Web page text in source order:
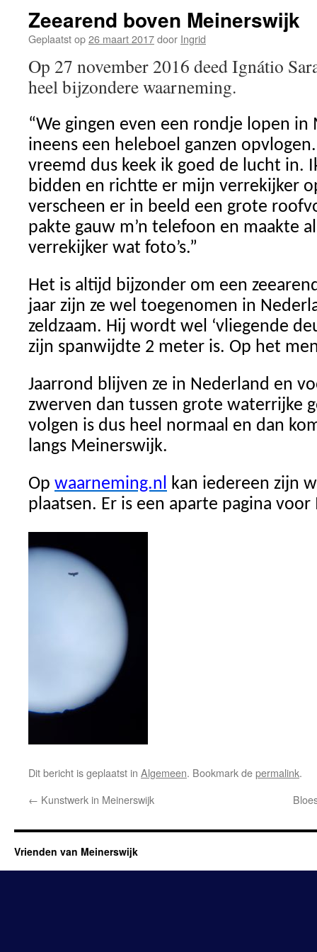
Zeearend boven Meinerswijk
Geplaatst op26 maart 2017door Ingrid
Op 27 november 2016 deed Ignátio
heel bijzondere waarneming.
“We gingen even een rondje lopen
ineens een heleboel ganzen
vreemd dus keek ik goed de lucht in.
bidden en richtte er mijn verrekijker
verscheen er in beeld een grote
pakte gauw m’n telefoon en maakte
verrekijker wat foto’s.”
Het is altijd bijzonder om een
jaar zijn ze wel toegenomen in
zeldzaam. Hij wordt wel ‘vliegende
zijn spanwijdte 2 meter is. Op het
Jaarrond blijven ze in Nederland en
zwerven dan tussen grote waterrijke
volgen is dus heel normaal en dan
langs Meinerswijk.
Op waarneming.nl kan iedereen zijn
plaatsen. Er is een aparte pagina
Dit bericht is geplaatst in Algemeen. Bookmark depermalink.
← Kunstwerk in Meinerswijk
Vrienden van Meinerswijk